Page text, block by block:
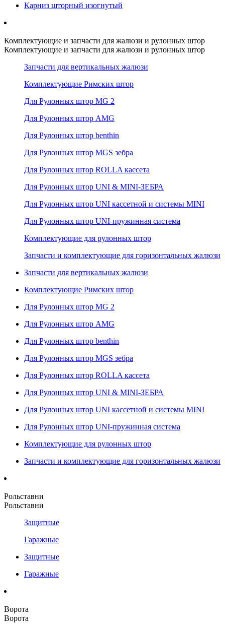
Карниз шторный изогнутый
Комплектующие и запчасти для жалюзи и рулонных штор
Комплектующие и запчасти для жалюзи и рулонных штор
Запчасти для вертикальных жалюзи
Комплектующие Римских штор
Для Рулонных штор MG 2
Для Рулонных штор AMG
Для Рулонных штор benthin
Для Рулонных штор MGS зебра
Для Рулонных штор ROLLA кассета
Для Рулонных штор UNI & MINI-ЗЕБРА
Для Рулонных штор UNI кассетной и системы MINI
Для Рулонных штор UNI-пружинная система
Комплектующие для рулонных штор
Запчасти и комплектующие для горизонтальных жалюзи
Запчасти для вертикальных жалюзи
Комплектующие Римских штор
Для Рулонных штор MG 2
Для Рулонных штор AMG
Для Рулонных штор benthin
Для Рулонных штор MGS зебра
Для Рулонных штор ROLLA кассета
Для Рулонных штор UNI & MINI-ЗЕБРА
Для Рулонных штор UNI кассетной и системы MINI
Для Рулонных штор UNI-пружинная система
Комплектующие для рулонных штор
Запчасти и комплектующие для горизонтальных жалюзи
Рольставни
Рольставни
Защитные
Гаражные
Защитные
Гаражные
Ворота
Ворота